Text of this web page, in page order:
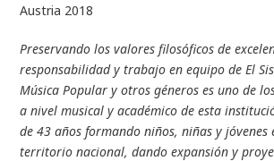
Preservando los valores filosóficos de
responsabilidad y trabajo en equipo de El
Música Popular y otros géneros es uno de
a nivel musical y académico de esta
de 43 años formando niños, niñas y jóvenes
territorio nacional, dando expansión y